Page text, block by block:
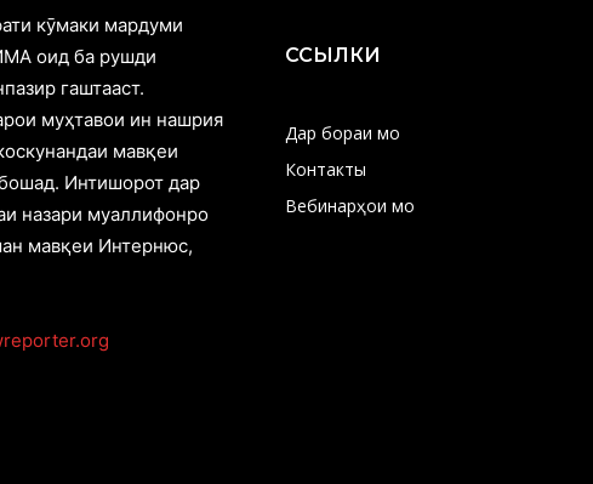
кӯмаки мардуми
оид ба рушди
гаштааст.
муҳтавои ин нашрия
мавқеи
Интишорот дар
назари муаллифонро
мавқеи Интернюс,
ССЫЛКИ
Дар бораи мо
Контакты
Вебинарҳои мо